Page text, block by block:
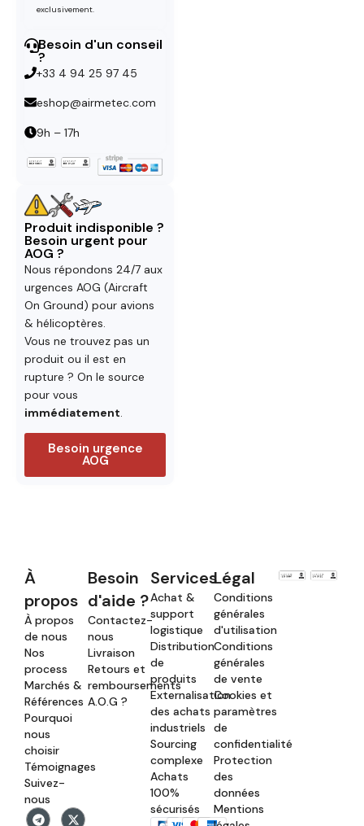
exclusivement.
Besoin d'un conseil
?
+33 4 94 25 97 45
eshop@airmetec.com
9h – 17h
Produit indisponible ?
Besoin urgent pour
AOG ?
Nous répondons 24/7 aux
urgences AOG (Aircraft
On Ground) pour avions
& hélicoptères.
Vous ne trouvez pas un
produit ou il est en
rupture ? On le source
pour vous
immédiatement.
Besoin urgence
AOG
À
propos
À propos
de nous
Nos
process
Marchés &
Références
Pourquoi
nous
choisir
Témoignages
Suivez-
nous
Besoin
d'aide ?
Contactez-
nous
Livraison
Retours et
remboursements
A.O.G ?
Services
Achat &
support
logistique
Distribution
de
produits
Externalisation
des achats
industriels
Sourcing
complexe
Achats
100%
sécurisés
Légal
Conditions
générales
d'utilisation
Conditions
générales
de vente
Cookies et
paramètres
de
confidentialité
Protection
des
données
Mentions